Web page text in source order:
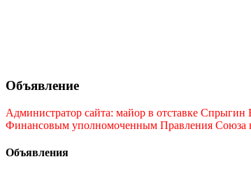
Объявление
Администратор сайта: майор в отставке
Финансовым уполномоченным Правления Союза
Объявления